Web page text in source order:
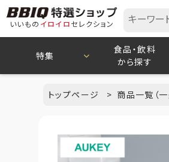
いいもの イロイロセレクション
特集
食品・飲料
から探す
トップページ 商品一覧（一